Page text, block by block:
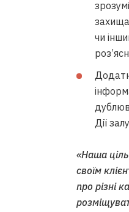
чи
Дії
«Наша
своїм
про різні